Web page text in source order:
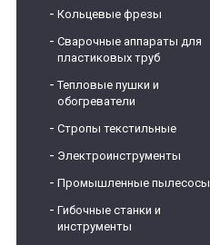
Кольцевые фрезы
Сварочные аппараты для
пластиковых труб
Тепловые пушки и
обогреватели
Стропы текстильные
Электроинструменты
Промышленные пылесосы
Гибочные станки и
инструменты